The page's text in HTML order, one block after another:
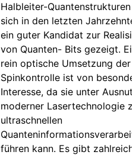
Halbleiter-Quantenstrukturen
sich in den letzten
ein guter Kandidat zur
von Quanten- Bits gezeigt.
rein optische Umsetzung der
Spinkontrolle ist von
Interesse, da sie unter
moderner Lasertechnologie
ultraschnellen
führen kann. Es gibt zahlreiche